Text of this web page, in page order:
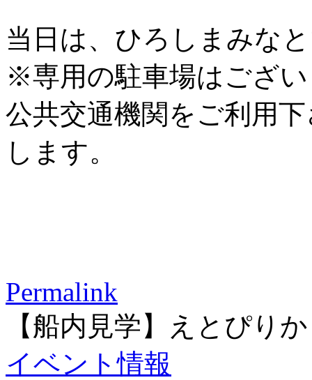
当日は、ひろしまみな
※専用の駐車場はござ
公共交通機関をご利用
します。
Permalink
【船内見学】えとぴりか
イベント情報